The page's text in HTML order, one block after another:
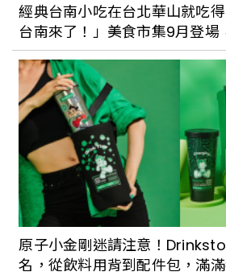
經典台南小吃在台北華山就吃
台南來了！」美食市集9月登場
原子小金剛迷請注意！
名，從飲料用背到配件包，滿